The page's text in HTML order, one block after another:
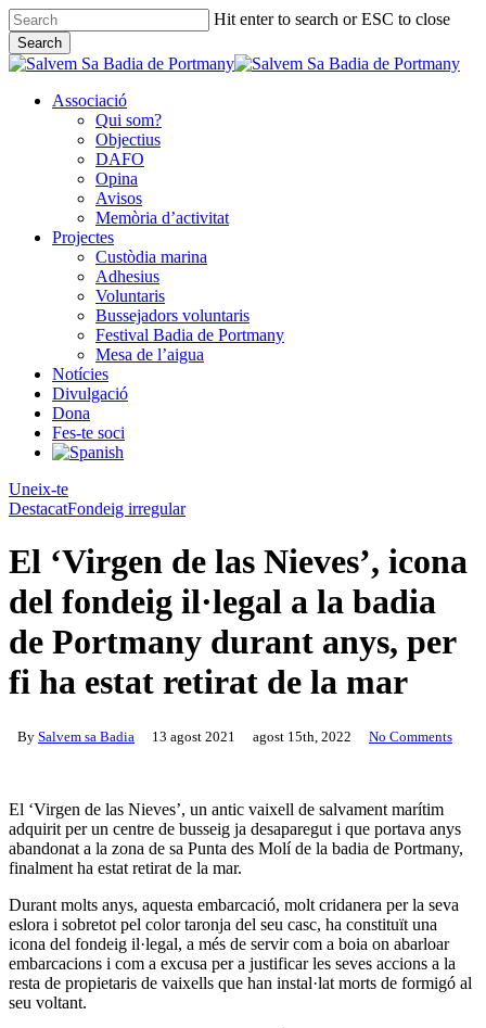
Skip
to
main
content
Hit enter to search or ESC to close
Search
Close
Associació
Qui som?
Objectius
DAFO
Opina
Avisos
Memòria d’activitat
Projectes
Custòdia marina
Adhesius
Voluntaris
Bussejadors voluntaris
Festival Badia de Portmany
Mesa de l’aigua
Notícies
Divulgació
Dona
Fes-te soci
Uneix-te
DestacatFondeig irregular
El ‘Virgen de las Nieves’, icona
del fondeig il·legal a la badia
de Portmany durant anys, per
fi ha estat retirat de la mar
By Salvem sa Badia 13 agost 2021 agost 15th, 2022 No Comments
El ‘Virgen de las Nieves’, un antic vaixell de salvament marítim
adquirit per un centre de busseig ja desaparegut i que portava anys
abandonat a la zona de sa Punta des Molí de la badia de Portmany,
finalment ha estat retirat de la mar.
Durant molts anys, aquesta embarcació, molt cridanera per la seva
eslora i sobretot pel color taronja del seu casc, ha constituït una
icona del fondeig il·legal, a més de servir com a boia on abarloar
embarcacions i com a excusa per a justificar les seves accions a la
resta de propietaris de vaixells que han instal·lat morts de formigó al
seu voltant.